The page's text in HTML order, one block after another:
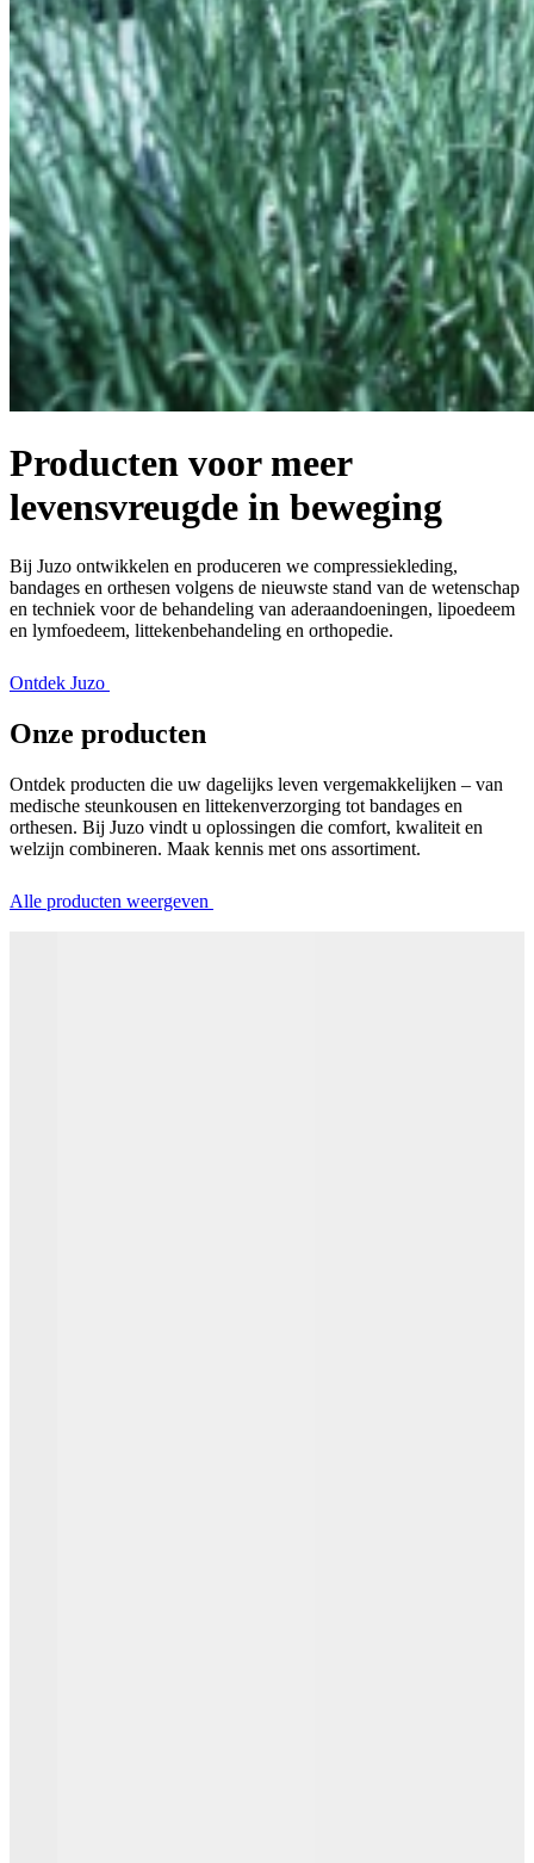
Producten voor meer
levensvreugde in beweging
Bij Juzo ontwikkelen en produceren we compressiekleding,
bandages en orthesen volgens de nieuwste stand van de wetenschap
en techniek voor de behandeling van aderaandoeningen, lipoedeem
en lymfoedeem, littekenbehandeling en orthopedie.
Ontdek Juzo
Onze producten
Ontdek producten die uw dagelijks leven vergemakkelijken – van
medische steunkousen en littekenverzorging tot bandages en
orthesen. Bij Juzo vindt u oplossingen die comfort, kwaliteit en
welzijn combineren. Maak kennis met ons assortiment.
Alle producten weergeven